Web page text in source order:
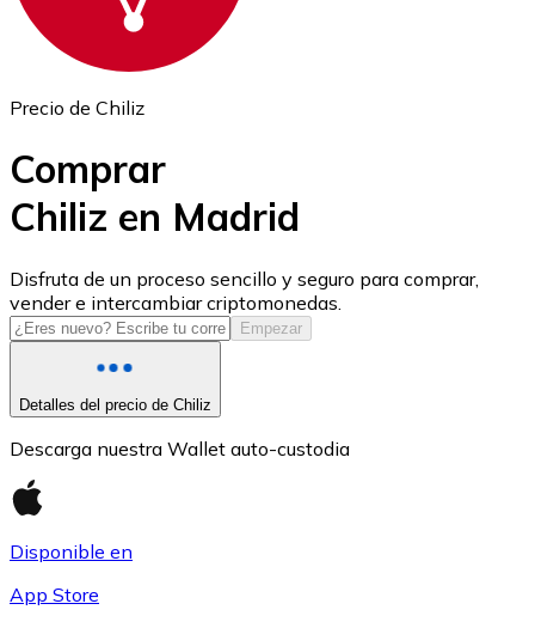
USD Coin
USDC
Precio de Chiliz
Comprar
Chiliz en Madrid
Disfruta de un proceso sencillo y seguro para comprar,
vender e intercambiar criptomonedas.
Empezar
Detalles del precio de Chiliz
Descarga nuestra Wallet auto-custodia
Disponible en
App Store